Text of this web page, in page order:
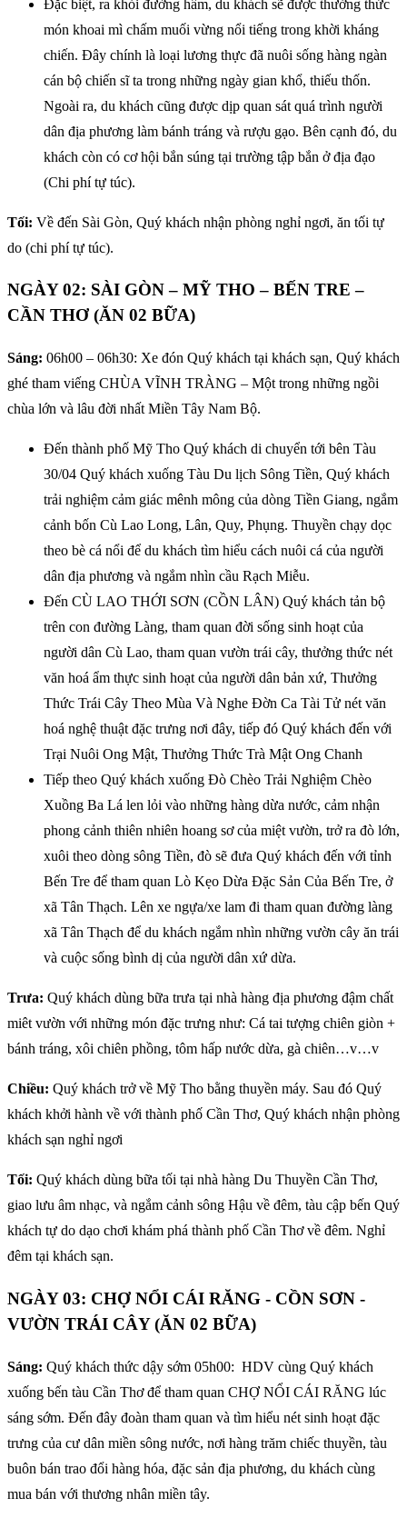
Đặc biệt, ra khỏi đường hầm, du khách sẽ được thưởng thức
món khoai mì chấm muối vừng nổi tiếng trong khời kháng
chiến. Đây chính là loại lương thực đã nuôi sống hàng ngàn
cán bộ chiến sĩ ta trong những ngày gian khổ, thiếu thốn.
Ngoài ra, du khách cũng được dịp quan sát quá trình người
dân địa phương làm bánh tráng và rượu gạo. Bên cạnh đó, du
khách còn có cơ hội bắn súng tại trường tập bắn ở địa đạo
(Chi phí tự túc).
Tối: Về đến Sài Gòn, Quý khách nhận phòng nghỉ ngơi, ăn tối tự
do (chi phí tự túc).
NGÀY 02: SÀI GÒN – MỸ THO – BẾN TRE –
CẦN THƠ (ĂN 02 BỮA)
Sáng: 06h00 – 06h30: Xe đón Quý khách tại khách sạn, Quý khách
ghé tham viếng CHÙA VĨNH TRÀNG – Một trong những ngồi
chùa lớn và lâu đời nhất Miền Tây Nam Bộ.
Đến thành phố Mỹ Tho Quý khách di chuyển tới bên Tàu
30/04 Quý khách xuống Tàu Du lịch Sông Tiền, Quý khách
trải nghiệm cảm giác mênh mông của dòng Tiền Giang, ngắm
cảnh bốn Cù Lao Long, Lân, Quy, Phụng. Thuyền chạy dọc
theo bè cá nổi để du khách tìm hiểu cách nuôi cá của người
dân địa phương và ngắm nhìn cầu Rạch Miễu.
Đến CÙ LAO THỚI SƠN (CỒN LÂN) Quý khách tản bộ
trên con đường Làng, tham quan đời sống sinh hoạt của
người dân Cù Lao, tham quan vườn trái cây, thưởng thức nét
văn hoá ẩm thực sinh hoạt của người dân bản xứ, Thưởng
Thức Trái Cây Theo Mùa Và Nghe Đờn Ca Tài Tử nét văn
hoá nghệ thuật đặc trưng nơi đây, tiếp đó Quý khách đến với
Trại Nuôi Ong Mật, Thưởng Thức Trà Mật Ong Chanh
Tiếp theo Quý khách xuống Đò Chèo Trải Nghiệm Chèo
Xuồng Ba Lá len lỏi vào những hàng dừa nước, cảm nhận
phong cảnh thiên nhiên hoang sơ của miệt vườn, trở ra đò lớn,
xuôi theo dòng sông Tiền, đò sẽ đưa Quý khách đến với tỉnh
Bến Tre để tham quan Lò Kẹo Dừa Đặc Sản Của Bến Tre, ở
xã Tân Thạch. Lên xe ngựa/xe lam đi tham quan đường làng
xã Tân Thạch để du khách ngắm nhìn những vườn cây ăn trái
và cuộc sống bình dị của người dân xứ dừa.
Trưa: Quý khách dùng bữa trưa tại nhà hàng địa phương đậm chất
miêt vườn với những món đặc trưng như: Cá tai tượng chiên giòn +
bánh tráng, xôi chiên phồng, tôm hấp nước dừa, gà chiên…v…v
Chiều: Quý khách trở về Mỹ Tho bằng thuyền máy. Sau đó Quý
khách khởi hành về với thành phố Cần Thơ, Quý khách nhận phòng
khách sạn nghỉ ngơi
Tối: Quý khách dùng bữa tối tại nhà hàng Du Thuyền Cần Thơ,
giao lưu âm nhạc, và ngắm cảnh sông Hậu về đêm, tàu cập bến Quý
khách tự do dạo chơi khám phá thành phố Cần Thơ về đêm. Nghỉ
đêm tại khách sạn.
NGÀY 03: CHỢ NỔI CÁI RĂNG - CỒN SƠN -
VƯỜN TRÁI CÂY (ĂN 02 BỮA)
Sáng: Quý khách thức dậy sớm 05h00: HDV cùng Quý khách
xuống bến tàu Cần Thơ để tham quan CHỢ NỔI CÁI RĂNG lúc
sáng sớm. Đến đây đoàn tham quan và tìm hiểu nét sinh hoạt đặc
trưng của cư dân miền sông nước, nơi hàng trăm chiếc thuyền, tàu
buôn bán trao đổi hàng hóa, đặc sản địa phương, du khách cùng
mua bán với thương nhân miền tây.